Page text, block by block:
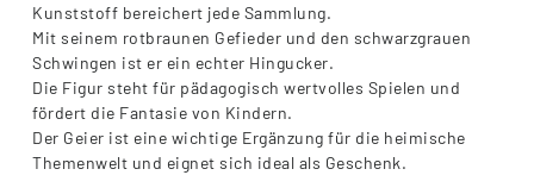
Kunststoff bereichert jede Sammlung.
Mit seinem rotbraunen Gefieder und den schwarzgrauen
Schwingen ist er ein echter Hingucker.
Die Figur steht für pädagogisch wertvolles Spielen und
fördert die Fantasie von Kindern.
Der Geier ist eine wichtige Ergänzung für die heimische
Themenwelt und eignet sich ideal als Geschenk.